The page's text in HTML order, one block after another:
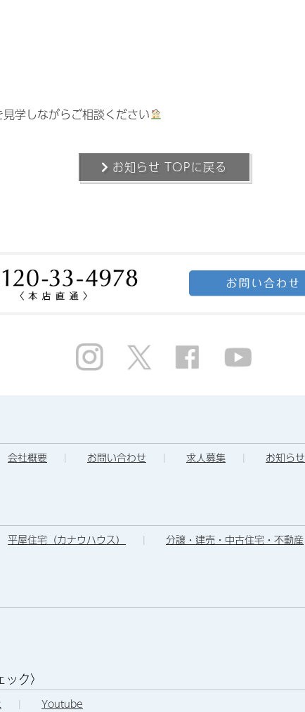
学しながらご相談ください
お知らせ TOPに戻る
会社概要 | お問い合わせ | 求人募集 | お知らせ
平屋住宅（カナウハウス） | 分譲・建売・中古住宅・不動産
ク〉
| Youtube